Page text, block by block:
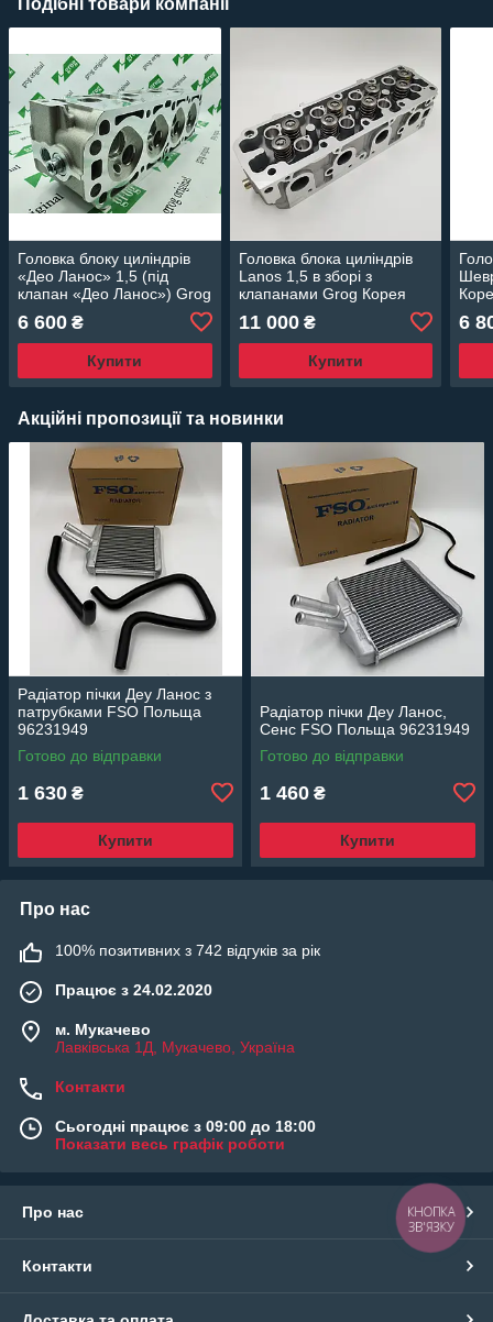
Подібні товари компанії
Головка блоку циліндрів
«Део Ланос» 1,5 (під
клапан «Део Ланос») Grog
6 600 ₴
Купити
Головка блока циліндрів
Lanos 1,5 в зборі з
клапанами Grog Корея
11 000₴
Купити
6
Акційні пропозиції та новинки
Радіатор пічки Деу Ланос з
патрубками FSO Польща
96231949
Готово до відправки
1 630 ₴
Купити
Радіатор пічки Деу Ланос,
Сенс FSO Польща 96231949
Готово до відправки
1 460 ₴
Купити
Про нас
100% позитивних з 742 відгуків за рік
Працює з 24.02.2020
м. Мукачево
Лавківська 1Д, Мукачево, Україна
Контакти
Сьогодні працює з 09:00 до 18:00
Показати весь графік роботи
Про нас
Контакти
КНОПКА
ЗВ'ЯЗКУ